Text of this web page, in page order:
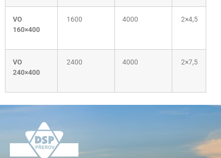
VO
160×400
1600 4000 2×4,5
VO
240×400
2400 4000 2×7,5